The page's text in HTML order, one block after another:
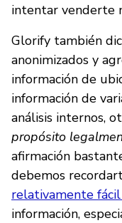
intentar venderte
Glorify también
anonimizados y
información de
información de
análisis internos,
propósito
afirmación
debemos
relativamente
información,